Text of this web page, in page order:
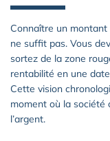
Connaître un
ne suffit pas. Vous
sortez de la zone
rentabilité en une
Cette vision
moment où la société
l’argent.